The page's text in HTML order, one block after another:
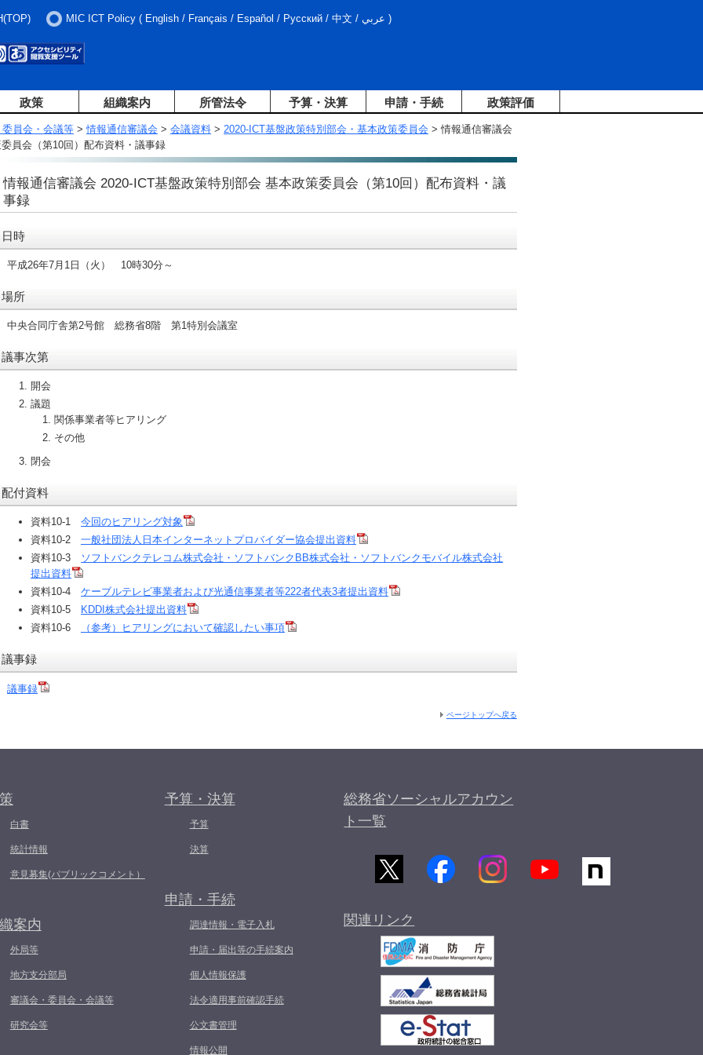
MIC ICT Policy ( English / Français / Español / Русский / 中文 / عربي )
政策 組織案内 所管法令 予算・決算 申請・手続 政策評価
員会・会議等 >情報通信審議会 > 会議資料 > 2020-ICT基盤政策特別部会・基本政策委員会 > 情報通信審議会
員会（第10回）配布資料・議事録
情報通信審議会 2020-ICT基盤政策特別部会 基本政策委員会（第10回）配布資料・議
事録
日時
平成26年7月1日（火） 10時30分～
場所
中央合同庁舎第2号館 総務省8階 第1特別会議室
議事次第
開会
議題
関係事業者等ヒアリング
その他
閉会
配付資料
資料10-1 今回のヒアリング対象
資料10-2 一般社団法人日本インターネットプロバイダー協会提出資料
資料10-3
ソフトバンクテレコム株式会社・ソフトバンクBB株式会社・ソフトバンクモバイル株式会社
提出資料
資料10-4 ケーブルテレビ事業者および光通信事業者等222者代表3者提出資料
資料10-5
KDDI株式会社提出資料
資料10-6
（参考）ヒアリングにおいて確認したい事項
議事録
議事録
ページトップへ戻る
白書
統計情報
意見募集(パブリックコメント）
案内
外局等
地方支分部局
審議会・委員会・会議等
研究会等
予算・決算
予算
決算
申請・手続
調達情報・電子入札
申請・届出等の手続案内
個人情報保護
法令適用事前確認手続
公文書管理
情報公開
総務省ソーシャルアカウン
ト一覧
関連リンク